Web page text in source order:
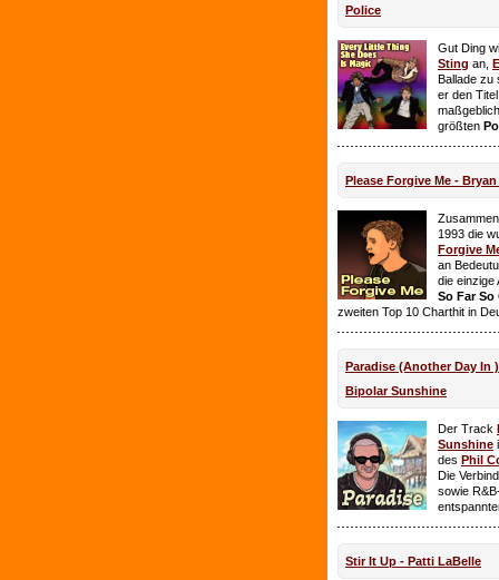
Police
Gut Ding
Sting an,
Ballade zu
er den
größten
Please Forgive Me -
1993 die
Forgive
an
die einzige
So Far So
zweiten Top 10 Charthit in
Paradise (Another Day In
Bipolar Sunshine
Der Track
Sunshine
des Phil
Die
sowie
Stir It Up - Patti LaBelle